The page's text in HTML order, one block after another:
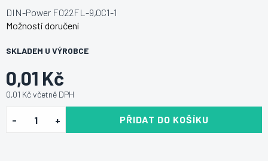
0,01 Kč
0,01 Kč včetně DPH
SKLADEM U VÝROBCE
Možnosti doručení
PŘIDAT DO KOŠÍKU
DIN-Power F022FL-9,0C1-1